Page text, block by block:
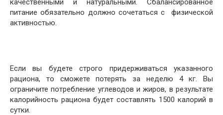
качественными и натуральными. Сбалансированное
питание обязательно должно сочетаться с физической
активностью.
Если вы будете строго придерживаться указанного
рациона, то сможете потерять за неделю 4 кг. Вы
ограничите потребление углеводов и жиров, в результате
калорийность рациона будет составлять 1500 калорий в
сутки.